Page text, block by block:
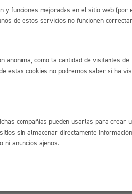
Enlaces útiles
Sala de prensa
Mapa web
y funciones mejoradas en el sitio web (por
de estos servicios no funcionen
anónima, como la cantidad de visitantes de
estas cookies no podremos saber si ha
compañías pueden usarlas para crear
sin almacenar directamente información
ni anuncios ajenos.